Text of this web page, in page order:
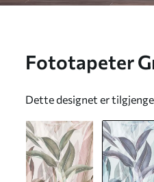
Fototapeter
Dette designet er